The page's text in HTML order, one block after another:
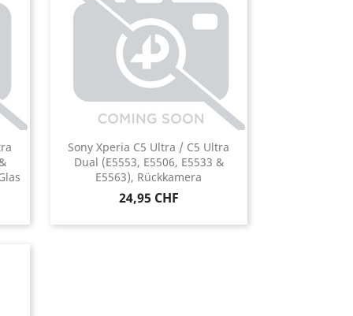
Sony Xperia C5 Ultra / C5 Ultra
Dual (E5553, E5506, E5533 &
E5563), Rückkamera
Preis
24,95 CHF